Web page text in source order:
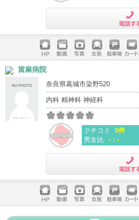
ホームペ
ージ
動画 写真 女医 駐車場
クレジッ
當麻病院
奈良県葛城市染野520
内科 精神科 神経科
クチコミ
0件
男女比 -：-
ホームペ
ージ
動画 写真 女医 駐車場
クレジッ
トカード